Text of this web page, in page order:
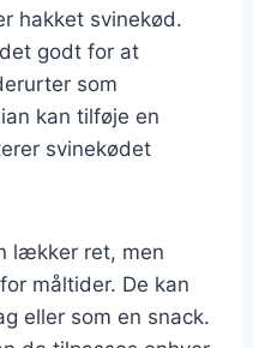
hakket svinekød.
godt for at
som
kan tilføje en
svinekødet
lækker ret, men
måltider. De kan
eller som en snack.